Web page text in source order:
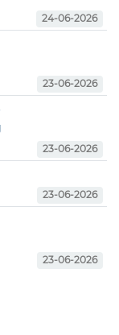
24-06-2026
23-06-2026
23-06-2026
23-06-2026
23-06-2026